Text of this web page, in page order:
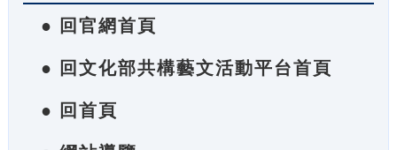
● 回官網首頁
● 回文化部共構藝文活動平台首頁
● 回首頁